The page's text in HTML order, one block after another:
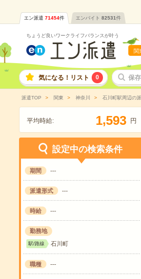
エン派遣 71454件 エンバイト 82531件
ちょうど良いワークライフバランスが叶う
関
気になる！リスト 0 保
派遣TOP 関東 神奈川 石川町駅周辺の
平均時給: 1,593 円
設定中の検索条件
期間 ---
派遣形式 ---
時給 ---
勤務地
駅/路線 石川町
職種 ---